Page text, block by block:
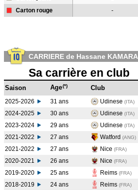
Carton rouge -
CARRIERE de Hassane KAMARA
Sa carrière en club
Saison Age(*) Club
2025-2026 31 ans Udinese (ITA)
2024-2025
30 ans Udinese (ITA)
2023-2024
29 ans Udinese (ITA)
2021-2022
27 ans Watford (ANG)
2021-2022
27 ans Nice (FRA)
2020-2021
26 ans Nice (FRA)
2019-2020
25 ans Reims (FRA)
2018-2019
24 ans Reims (FRA)